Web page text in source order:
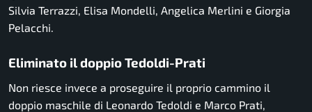
Silvia Terrazzi, Elisa Mondelli, Angelica Merlini e Giorgia
Pelacchi.
Eliminato il doppio Tedoldi-Prati
Non riesce invece a proseguire il proprio cammino il
doppio maschile di Leonardo Tedoldi e Marco Prati,